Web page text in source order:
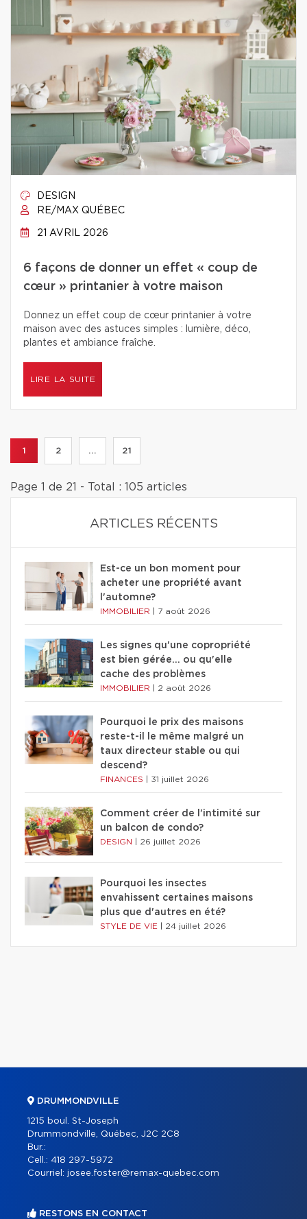
DESIGN
RE/MAX QUÉBEC
21 AVRIL 2026
6 façons de donner un effet « coup de
cœur » printanier à votre maison
Donnez un effet coup de cœur printanier à votre
maison avec des astuces simples : lumière, déco,
plantes et ambiance fraîche.
LIRE LA SUITE
1 2 ... 21
Page 1 de 21 - Total : 105 articles
ARTICLES RÉCENTS
Est-ce un bon moment pour
acheter une propriété avant
l'automne?
IMMOBILIER 7 août 2026
Les signes qu'une copropriété
est bien gérée… ou qu'elle
cache des problèmes
IMMOBILIER 2 août 2026
Pourquoi le prix des maisons
reste-t-il le même malgré un
taux directeur stable ou qui
descend?
FINANCES 31 juillet 2026
Comment créer de l'intimité sur
un balcon de condo?
DESIGN 26 juillet 2026
Pourquoi les insectes
envahissent certaines maisons
plus que d'autres en été?
STYLE DE VIE 24 juillet 2026
DRUMMONDVILLE
1215 boul. St-Joseph
Drummondville, Québec, J2C 2C8
Bur.:
Cell.: 418 297-5972
Courriel: josee.foster@remax-quebec.com
RESTONS EN CONTACT